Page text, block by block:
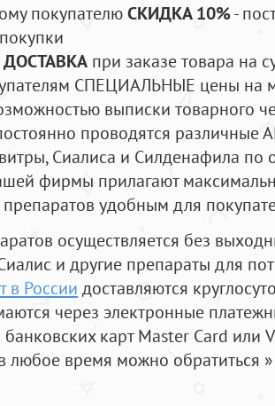
покупателюСКИДКА 10%-
при заказе товара на
СПЕЦИАЛЬНЫЕ цены на
выписки товарного
проводятся
Сиалиса и Силденафила по
фирмы прилагают
удобным для
осуществляется без
и другие препараты для
в России доставляются
через электронные
карт Master Card или
любое время можно обратиться